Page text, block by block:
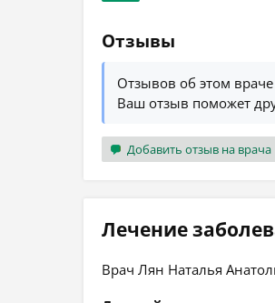
Отзывы
Отзывов об этом
Ваш отзыв поможет
Добавить отзыв на врача
Лечение
Врач Лян Наталья